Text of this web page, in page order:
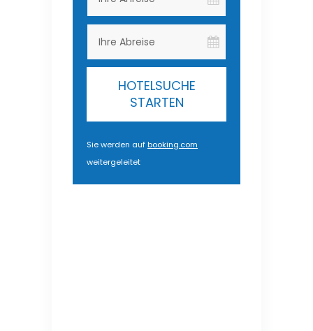
HOTELSUCHE
STARTEN
Sie werden aufbooking.com
weitergeleitet